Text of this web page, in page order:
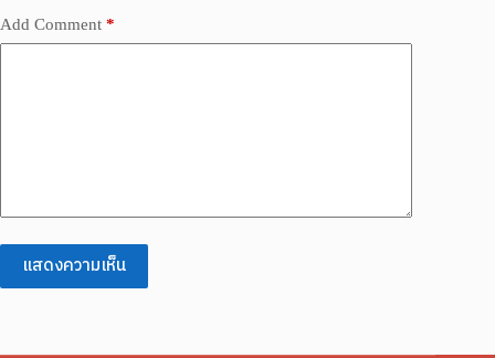
Add Comment *
แสดงความเห็น